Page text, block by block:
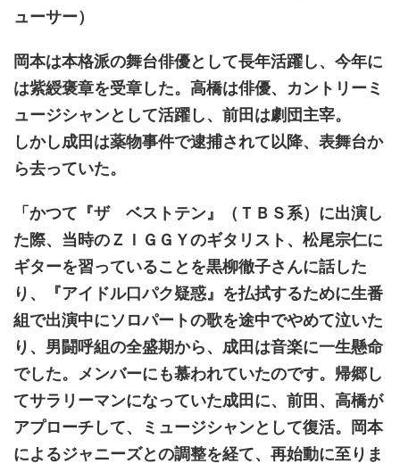
ューサー）
岡本は本格派の舞台俳優として長年活躍し、今年に
は紫綬褒章を受章した。高橋は俳優、カントリーミ
ュージシャンとして活躍し、前田は劇団主宰。
しかし成田は薬物事件で逮捕されて以降、表舞台か
ら去っていた。
「かつて『ザ ベストテン』（ＴＢＳ系）に出演し
た際、当時のＺＩＧＧＹのギタリスト、松尾宗仁に
ギターを習っていることを黒柳徹子さんに話した
り、『アイドル口パク疑惑』を払拭するために生番
組で出演中にソロパートの歌を途中でやめて泣いた
り、男闘呼組の全盛期から、成田は音楽に一生懸命
でした。メンバーにも慕われていたのです。帰郷し
てサラリーマンになっていた成田に、前田、高橋が
アプローチして、ミュージシャンとして復活。岡本
によるジャニーズとの調整を経て、再始動に至りま